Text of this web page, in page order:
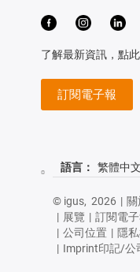
了解最新資訊，點
訂閱電子報
語言： 繁體中文
© igus, 2026 | 關
| 展覽 | 訂閱電
| 公司位置 | 隱
| Imprint印記/公